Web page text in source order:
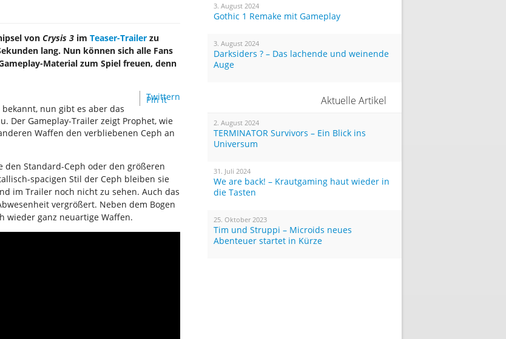
von Crysis 3 im Teaser-Trailer zu
lang. Nun können sich alle Fans
Material zum Spiel freuen, denn
Twittern
Pin It
nun gibt es aber das
Der Gameplay-Trailer zeigt Prophet, wie
Waffen den verbliebenen Ceph an
den Standard-Ceph oder den größeren
spacigen Stil der Ceph bleiben sie
im Trailer noch nicht zu sehen. Auch das
vergrößert. Neben dem Bogen
wieder ganz neuartige Waffen.
3. August 2024
Gothic 1 Remake mit Gameplay
3. August 2024
Darksiders ? – Das lachende und weinende
Auge
Aktuelle Artikel
2. August 2024
TERMINATOR Survivors – Ein Blick ins
Universum
31. Juli 2024
We are back! – Krautgaming haut wieder in
die Tasten
25. Oktober 2023
Tim und Struppi – Microids neues
Abenteuer startet in Kürze